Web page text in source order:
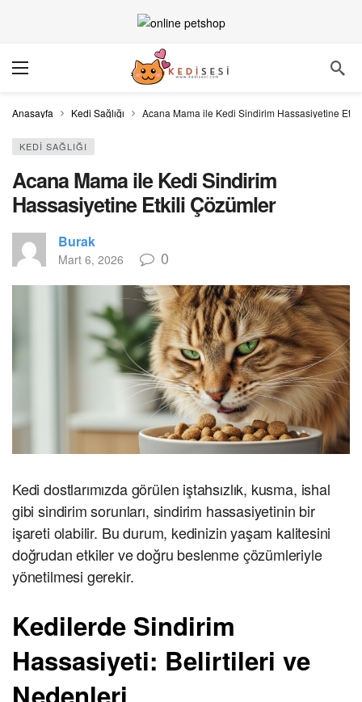
Anasayfa Kedi Sağlığı Acana Mama ile Kedi Sindirim Hassasiyetine
KEDI SAĞLIĞI
Acana Mama ile Kedi Sindirim
Hassasiyetine Etkili Çözümler
Burak
Mart 6, 2026 0
Kedi dostlarımızda görülen iştahsızlık, kusma, ishal
gibi sindirim sorunları, sindirim hassasiyetinin bir
işareti olabilir. Bu durum, kedinizin yaşam kalitesini
doğrudan etkiler ve doğru beslenme çözümleriyle
yönetilmesi gerekir.
Kedilerde Sindirim
Hassasiyeti: Belirtileri ve